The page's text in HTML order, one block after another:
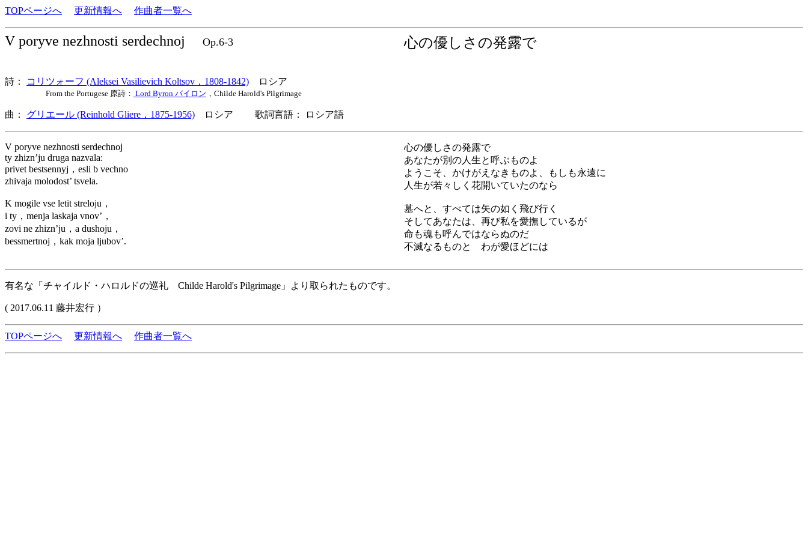
TOPページへ 更新情報へ 作曲者一覧へ
V poryve nezhnosti serdechnoj Op.6-3 心の優しさの発露で
詩： コリツォーフ (Aleksei Vasilievich Koltsov，1808-1842) ロシア
From the Portugese 原詩： Lord Byron バイロン ，Childe Harold's Pilgrimage
曲： グリエール (Reinhold Gliere，1875-1956) ロシア 歌詞言語： ロシア語
V poryve nezhnosti serdechnoj
ty zhizn’ju druga nazvala:
privet bestsennyj，esli b vechno
zhivaja molodost’ tsvela.
K mogile vse letit streloju，
i ty，menja laskaja vnov’，
zovi ne zhizn’ju，a dushoju，
bessmertnoj，kak moja ljubov’.
心の優しさの発露で
あなたが別の人生と呼ぶものよ
ようこそ、かけがえなきものよ、もしも永遠に
人生が若々しく花開いていたのなら
墓へと、すべては矢の如く飛び行く
そしてあなたは、再び私を愛撫しているが
命も魂も呼んではならぬのだ
不滅なるものと わが愛ほどには
有名な「チャイルド・ハロルドの巡礼 Childe Harold's Pilgrimage」より取られたものです。
( 2017.06.11 藤井宏行 ）
TOPページへ 更新情報へ 作曲者一覧へ